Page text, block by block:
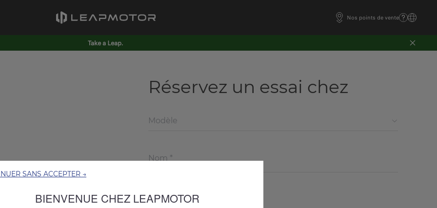
Nos points de vente
Take a Leap.
Réservez un essai chez
Modèle
SANS ACCEPTER →
BIENVENUE CHEZ LEAPMOTOR